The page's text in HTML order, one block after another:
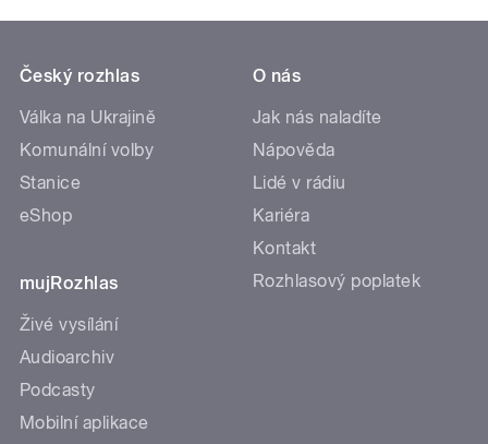
Český rozhlas
Válka na Ukrajině
Komunální volby
Stanice
eShop
mujRozhlas
Živé vysílání
Audioarchiv
Podcasty
Mobilní aplikace
O nás
Jak nás naladíte
Nápověda
Lidé v rádiu
Kariéra
Kontakt
Rozhlasový poplatek